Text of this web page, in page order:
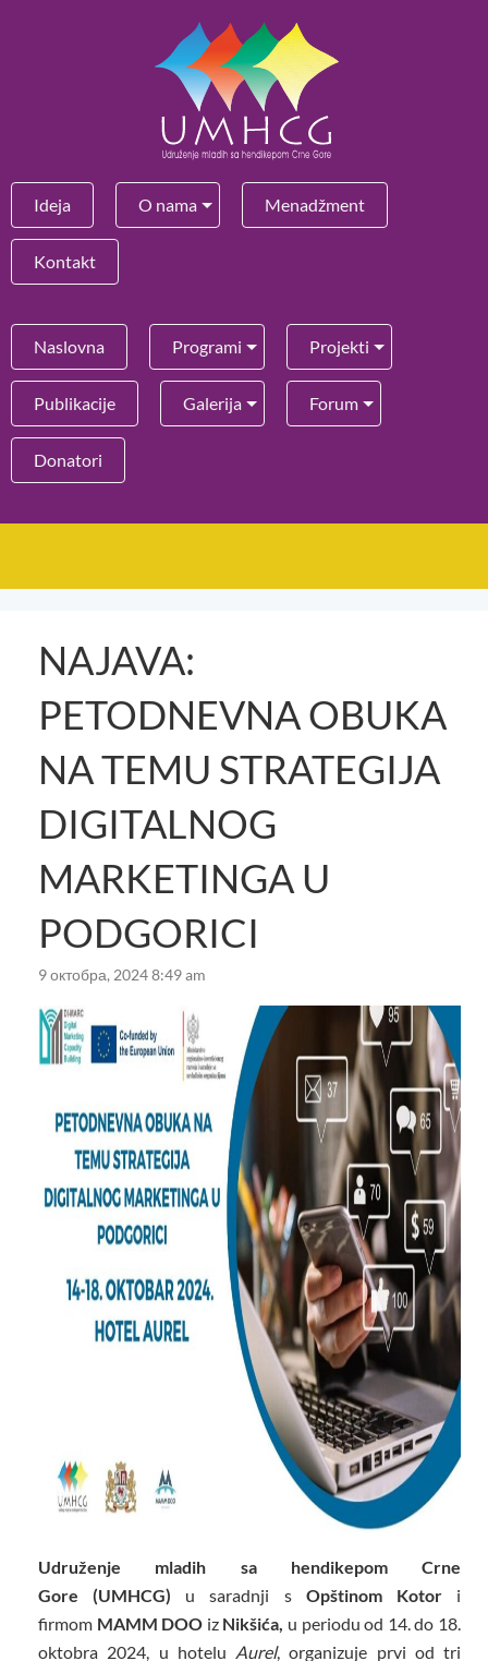
Ideja O nama Menadžment
Kontakt
Naslovna Programi Projekti
Publikacije Galerija Forum
Donatori
NAJAVA:
PETODNEVNA OBUKA
NA TEMU STRATEGIJA
DIGITALNOG
MARKETINGA U
PODGORICI
9 октобра, 2024 8:49 am
Udruženje mladih sa hendikepom Crne
Gore
(UMHCG) u saradnji s Opštinom Kotori
firmom MAMM DOO iz Nikšića, u periodu od 14. do 18.
oktobra 2024, u hotelu Aurel, organizuje prvi od tri